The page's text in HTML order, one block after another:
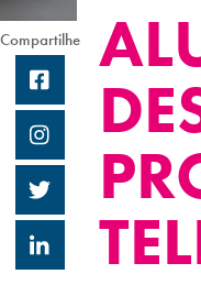
Compartilhe